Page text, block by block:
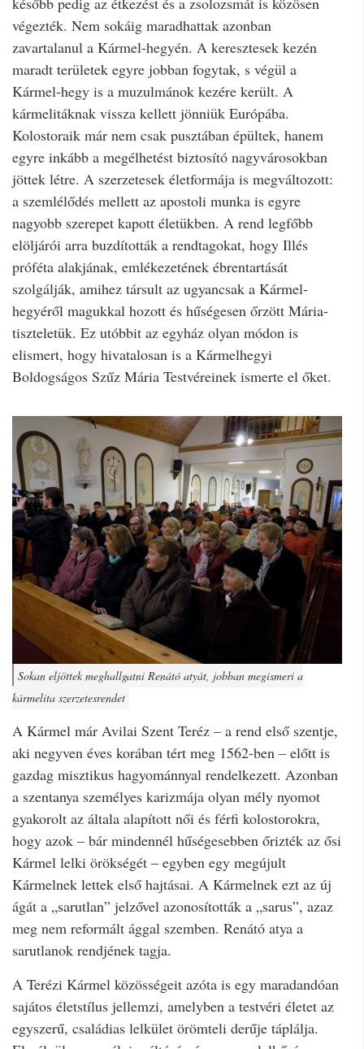
végezték. Nem sokáig maradhattak azonban
zavartalanul a Kármel-hegyén. A keresztesek kezén
maradt területek egyre jobban fogytak, s végül a
Kármel-hegy is a muzulmánok kezére került. A
kármelitáknak vissza kellett jönniük Európába.
Kolostoraik már nem csak pusztában épültek, hanem
egyre inkább a megélhetést biztosító nagyvárosokban
jöttek létre. A szerzetesek életformája is megváltozott:
a szemlélődés mellett az apostoli munka is egyre
nagyobb szerepet kapott életükben. A rend legfőbb
elöljárói arra buzdították a rendtagokat, hogy Illés
próféta alakjának, emlékezetének ébrentartását
szolgálják, amihez társult az ugyancsak a Kármel-
hegyéről magukkal hozott és hűségesen őrzött Mária-
tiszteletük. Ez utóbbit az egyház olyan módon is
elismert, hogy hivatalosan is a Kármelhegyi
Boldogságos Szűz Mária Testvéreinek ismerte el őket.
Sokan eljöttek meghallgatni Renátó atyát, jobban megismeri a
kármelita szerzetesrendet
A Kármel már Avilai Szent Teréz – a rend első szentje,
aki negyven éves korában tért meg 1562-ben – előtt is
gazdag misztikus hagyománnyal rendelkezett. Azonban
a szentanya személyes karizmája olyan mély nyomot
gyakorolt az általa alapított női és férfi kolostorokra,
hogy azok – bár mindennél hűségesebben őrizték az ősi
Kármel lelki örökségét – egyben egy megújult
Kármelnek lettek első hajtásai. A Kármelnek ezt az új
ágát a „sarutlan” jelzővel azonosították a „sarus”, azaz
meg nem reformált ággal szemben. Renátó atya a
sarutlanok rendjének tagja.
A Terézi Kármel közösségeit azóta is egy maradandóan
sajátos életstílus jellemzi, amelyben a testvéri életet az
egyszerű, családias lelkület örömteli derűje táplálja.